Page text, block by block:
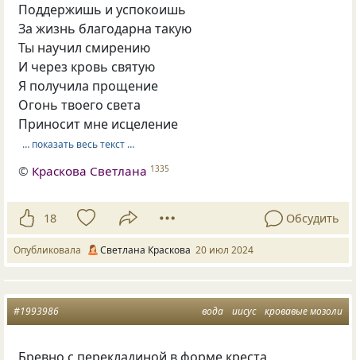
Поддержишь и успокоишь
За жизнь благодарна такую
Ты научил смирению
И через кровь святую
Я получила прощение
Огонь твоего света
Приносит мне исцеление
… показать весь текст …
© Краскова Светлана 1335
18 Обсудить
Опубликовала Светлана Краскова 20 июл 2024
вода иисус кровавые мозоли
#1993986